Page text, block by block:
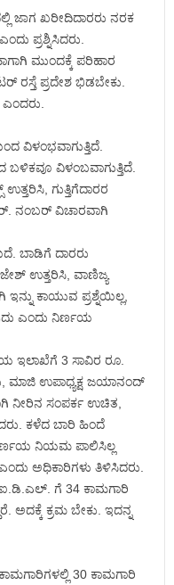
ಜಾಗ ಖರೀದಿದಾರರು ನರಕ
ಪ್ರಶ್ನಿಸಿದರು.
ಮುಂದಕ್ಕೆ ಪರಿಹಾರ
ರಸ್ತೆ ಪ್ರದೇಶ ಭಿಡಬೇಕು.
ವಿಳಂಭವಾಗುತ್ತಿದೆ.‌
ಬಳಿಕವೂ ವಿಳಂಬವಾಗುತ್ತಿದೆ.
ಗುತ್ತಿಗೆದಾರರ
ನಂಬರ್ ವಿಚಾರವಾಗಿ
ಬಾಡಿಗೆ ದಾರರು
ಉತ್ತರಿಸಿ, ವಾಣಿಜ್ಯ
ಕಾಯುವ ಪ್ರಶ್ನೆಯಿಲ್ಲ,
ಎಂದು ನಿರ್ಣಯ
ಇಲಾಖೆಗೆ 3 ಸಾವಿರ ರೂ.
ಮಾಜಿ ಉಪಾಧ್ಯಕ್ಷ ಜಯಾನಂದ್
ನೀರಿನ ಸಂಪರ್ಕ ಉಚಿತ,
ಕಳೆದ ಬಾರಿ ಹಿಂದೆ
ನಿಯಮ ಪಾಲಿಸಿಲ್ಲ
ಅಧಿಕಾರಿಗಳು ತಿಳಿಸಿದರು.
ಗೆ 34 ಕಾಮಗಾರಿ
ಅದಕ್ಕೆ ಕ್ರಮ ಬೇಕು. ಇದನ್ನ
30 ಕಾಮಗಾರಿ